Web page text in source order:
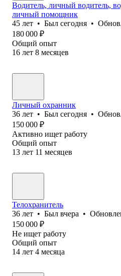
Водитель, личный водитель,
личный помощник
45 лет • Был сегодня •
180 000 ₽
Общий опыт
16 лет 8 месяцев
Личный охранник
36 лет • Был сегодня •
150 000 ₽
Активно ищет работу
Общий опыт
13 лет 11 месяцев
Телохранитель
36 лет • Был вчера •
150 000 ₽
Не ищет работу
Общий опыт
14 лет 4 месяца